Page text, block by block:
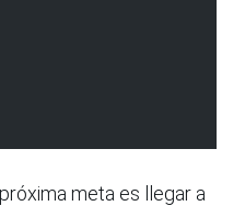
meta es llegar a